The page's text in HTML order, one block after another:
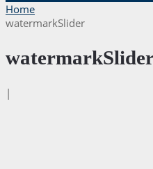
Home
watermarkSlider
|